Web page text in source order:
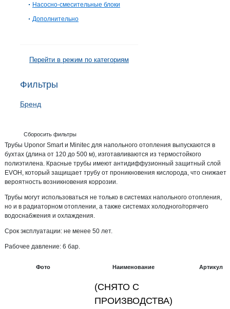
Насосно-смесительные блоки
Дополнительно
Перейти в режим по категориям
Фильтры
Бренд
Сборосить фильтры
Трубы Uponor Smart и Minitec для напольного отопления выпускаются в
бухтах (длина от 120 до 500 м), изготавливаются из термостойкого
полиэтилена. Красные трубы имеют антидиффузионный защитный слой
EVOH, который защищает трубу от проникновения кислорода, что снижает
вероятность возникновения коррозии.
Трубы могут использоваться не только в системах напольного отопления,
но и в радиаторном отоплении, а также системах холодного/горячего
водоснабжения и охлаждения.
Срок эксплуатации: не менее 50 лет.
Рабочее давление: 6 бар.
Фото Наименование Артикул
(СНЯТО С
ПРОИЗВОДСТВА)